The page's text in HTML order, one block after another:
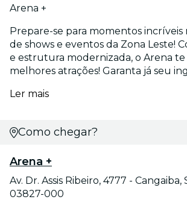
Arena +
Prepare-se para momentos incríveis
de shows e eventos da Zona Leste!
e estrutura modernizada, o Arena te
melhores atrações! Garanta já seu
Ler mais
Como chegar?
Arena +
Av. Dr. Assis Ribeiro, 4777 - Cangaiba,
03827-000